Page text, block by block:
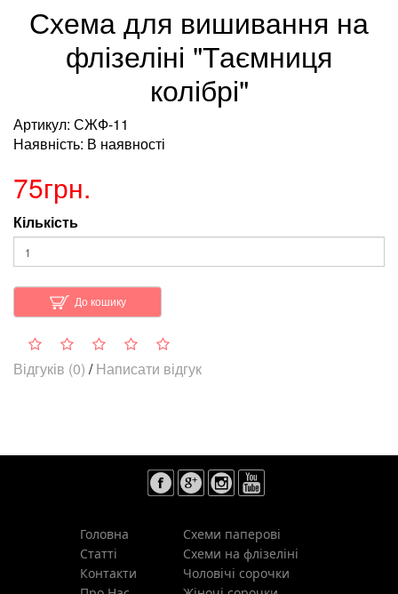
Схема для вишивання на
флізеліні "Таємниця
колібрі"
Артикул: СЖФ-11
Наявність: В наявності
75грн.
Кількість
До кошику
Відгуків (0) /Написати відгук
Головна
Статті
Контакти
Схеми паперові
Схеми на флізеліні
Чоловічі сорочки